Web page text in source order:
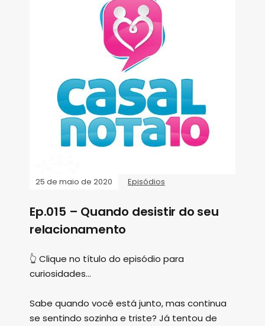
25 de maio de 2020 Episódios
Ep.015 – Quando desistir do seu
relacionamento
👆 Clique no título do episódio para
curiosidades...
Sabe quando você está junto, mas continua
se sentindo sozinha e triste? Já tentou de